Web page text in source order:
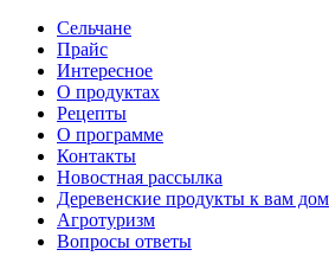
Сельчане
Прайс
Интересное
О продуктах
Рецепты
О программе
Контакты
Новостная рассылка
Деревенские продукты к вам
Агротуризм
Вопросы ответы